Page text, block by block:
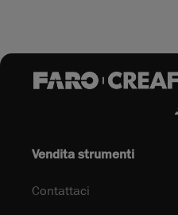
Vendita strumenti
Contattaci